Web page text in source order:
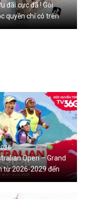
đãi cực đã ! Gói
quyền chỉ có trên
Open – Grand
từ 2026-2029 đến